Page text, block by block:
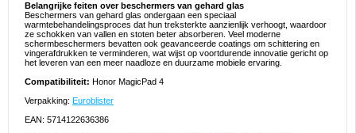
Belangrijke feiten over beschermers van gehard glas
Beschermers van gehard glas ondergaan een speciaal
warmtebehandelingsproces dat hun treksterkte aanzienlijk verhoogt, waardoor
ze schokken van vallen en stoten beter absorberen. Veel moderne
schermbeschermers bevatten ook geavanceerde coatings om schittering en
vingerafdrukken te verminderen, wat wijst op voortdurende innovatie gericht op
het leveren van een meer naadloze en duurzame mobiele ervaring.
Compatibiliteit: Honor MagicPad 4
Verpakking: Euroblister
EAN: 5714122636386